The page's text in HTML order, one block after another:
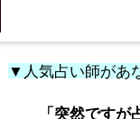
▼人気占い師があ
「突然ですが